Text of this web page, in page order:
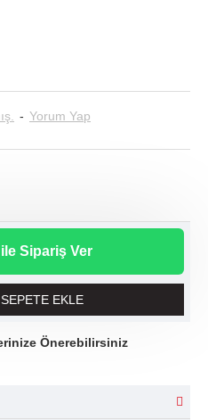
- Yorum Yap
Sipariş Ver
SEPETE EKLE
Önerebilirsiniz